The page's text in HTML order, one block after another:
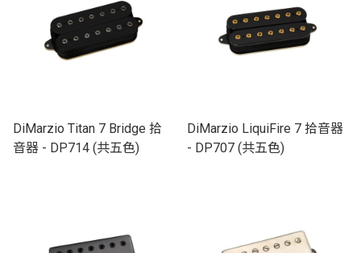
DiMarzio Titan 7 Bridge 拾
音器 - DP714 (共五色)
DiMarzio LiquiFire 7 拾音器
- DP707 (共五色)